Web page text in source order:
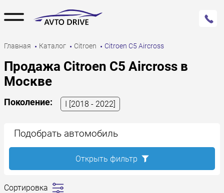
Главная Каталог Citroen Citroen C5 Aircross
Продажа Citroen C5 Aircross в
Москве
Поколение: I [2018 - 2022]
Сортировка
Подобрать автомобиль
Открыть фильтр